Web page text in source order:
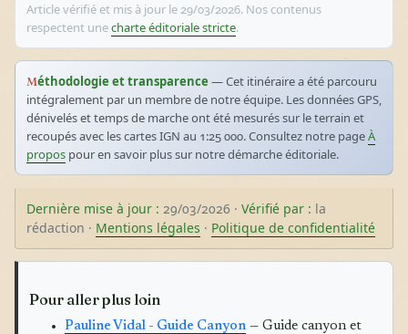
Article vérifié et mis à jour le 29/03/2026. Nos contenus
respectent unecharte éditoriale stricte.
Méthodologie et transparence — Cet itinéraire a été parcouru
intégralement par un membre de notre équipe. Les données GPS,
dénivelés et temps de marche ont été mesurés sur le terrain et
recoupés avec les cartes IGN au 1:25 000. Consultez notre pageÀ
propos pour en savoir plus sur notre démarche éditoriale.
Dernière mise à jour : 29/03/2026 · Vérifié par : la
rédaction · Mentions légales · Politique de confidentialité
Pour aller plus loin
Pauline Vidal - Guide Canyon — Guide canyon et